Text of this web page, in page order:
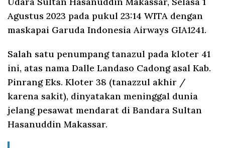
Agustus 2023 pada pukul 23:14 WITA dengan
maskapai Garuda Indonesia Airways GIA1241.
Salah satu penumpang tanazul pada kloter 41
ini, atas nama Dalle Landaso Cadong asal Kab.
Pinrang Eks. Kloter 38 (tanazzul akhir /
karena sakit), dinyatakan meninggal dunia
jelang pesawat mendarat di Bandara Sultan
Hasanuddin Makassar.